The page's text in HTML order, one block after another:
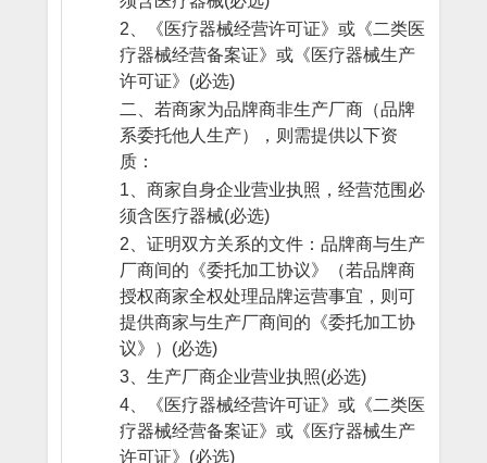
2、《医疗器械经营许可证》或《二类医
疗器械经营备案证》或《医疗器械生产
许可证》(必选)
二、若商家为品牌商非生产厂商（品牌
系委托他人生产），则需提供以下资
质：
1、商家自身企业营业执照，经营范围必
须含医疗器械(必选)
2、证明双方关系的文件：品牌商与生产
厂商间的《委托加工协议》（若品牌商
授权商家全权处理品牌运营事宜，则可
提供商家与生产厂商间的《委托加工协
议》） (必选)
3、生产厂商企业营业执照(必选)
4、《医疗器械经营许可证》或《二类医
疗器械经营备案证》或《医疗器械生产
许可证》 (必选)